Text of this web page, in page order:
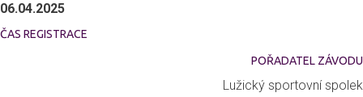
06.04.2025
ČAS REGISTRACE
POŘADATEL ZÁVODU
Lužický sportovní spolek